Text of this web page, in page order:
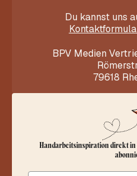
Du kannst uns
BPV Medien
79618
Handarbeitsinspiration direkt in